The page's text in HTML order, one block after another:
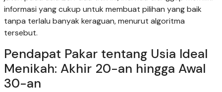
informasi yang cukup untuk membuat pilihan yang baik
tanpa terlalu banyak keraguan, menurut algoritma
tersebut.
Pendapat Pakar tentang Usia Ideal
Menikah: Akhir 20-an hingga Awal
30-an